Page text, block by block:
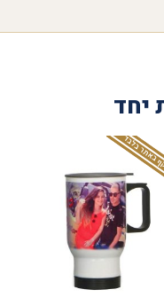
יחד
בלבד